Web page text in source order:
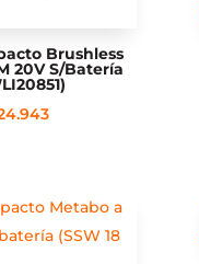
Brushless
20V S/Batería